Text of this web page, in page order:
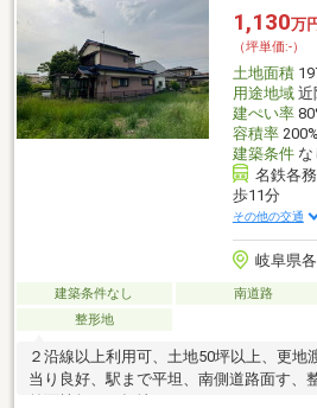
「薬師洞」停…徒歩約3分・岐阜市コミ
見店前」停…徒歩約4分・カネスエ芥見
ブン岐阜芥見南山店…徒歩約14分
1,130万
（坪単価:-）
土地面積
用途地域近
建ぺい率
容積率200%
建築条件な
名鉄各
歩11分
その他の交通
岐阜県
建築条件なし 南道路
整形地
２沿線以上利用可、土地50坪以上、更地
当り良好、駅まで平坦、南側道路面す、